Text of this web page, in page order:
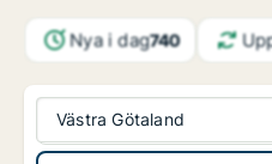
Nya i dag740
Västra Götaland